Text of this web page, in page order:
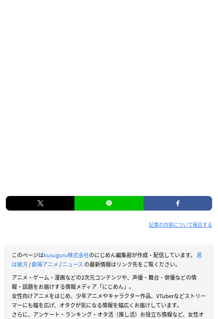
記事の内容について報告する
このページはkusuguru株式会社のにじめん編集部が作成・配信しています。 君
は彼方/劇場アニメ/ニュース の最新情報はリンク先をご覧ください。
アニメ・ゲーム・漫画などの2次元コンテンツや、声優・舞台・俳優などの情
報・話題をお届けする情報メディア「にじめん」。
女性向けアニメをはじめ、少年アニメやキャラクター作品、VTuberなどストリー
マーにも幅を広げ、オタクが気になる情報を幅広くお届けしています。
さらに、アンケート・ランキング・オタ活（推し活）お役立ち情報など、女性オ